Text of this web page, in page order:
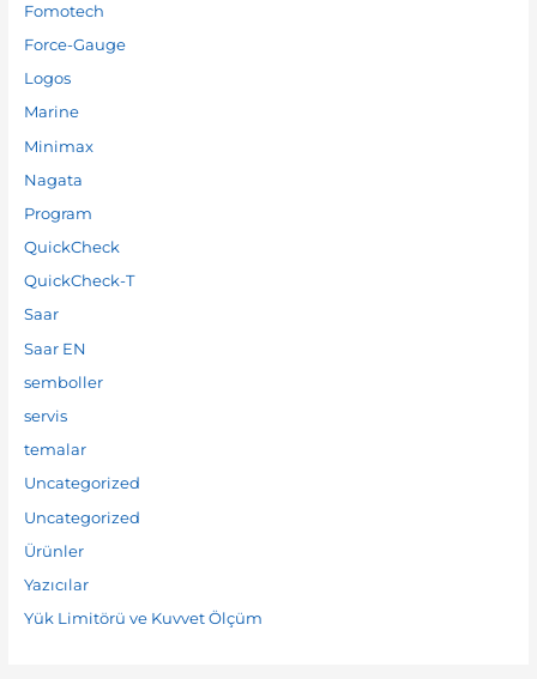
Fomotech
Force-Gauge
Logos
Marine
Minimax
Nagata
Program
QuickCheck
QuickCheck-T
Saar
Saar EN
semboller
servis
temalar
Uncategorized
Uncategorized
Ürünler
Yazıcılar
Yük Limitörü ve Kuvvet Ölçüm